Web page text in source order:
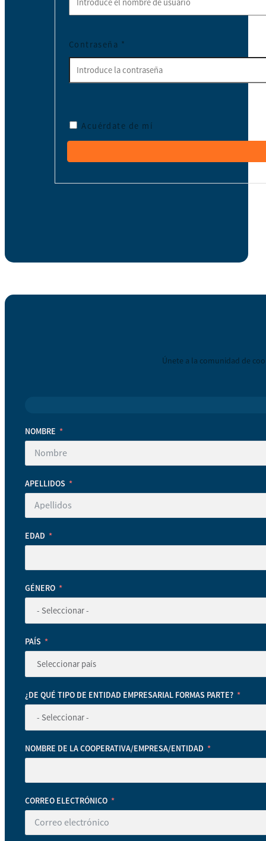
Contraseña *
Acuérdate de mí
Únete a la comunidad de
NOMBRE
APELLIDOS
EDAD
GÉNERO
PAÍS
¿DE QUÉ TIPO DE ENTIDAD EMPRESARIAL FORMAS PARTE?
NOMBRE DE LA COOPERATIVA/EMPRESA/ENTIDAD
CORREO ELECTRÓNICO